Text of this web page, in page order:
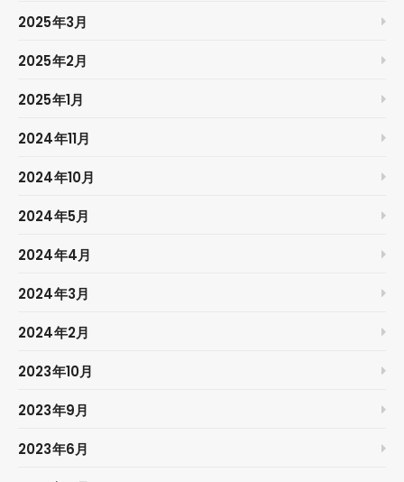
2025年3月
2025年2月
2025年1月
2024年11月
2024年10月
2024年5月
2024年4月
2024年3月
2024年2月
2023年10月
2023年9月
2023年6月